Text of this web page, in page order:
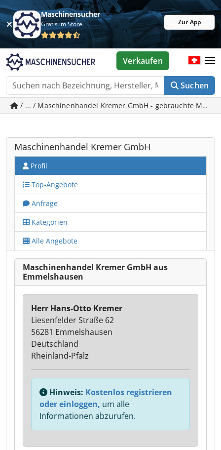
Maschinensucher
Gratis im Store Zur App
Suchen
Verkaufen
/ ... / Maschinenhandel Kremer GmbH - gebrauchte
Maschinenhandel Kremer GmbH
Profil
Top-Angebote
Anfrage
Kategorien
Alle Angebote
Maschinenhandel Kremer GmbH aus
Emmelshausen
Herr Hans-Otto Kremer
Liesenfelder Straße 62
56281 Emmelshausen
Deutschland
Rheinland-Pfalz
Hinweis: Kostenlos registrieren
oder einloggen, um alle
Informationen abzurufen.